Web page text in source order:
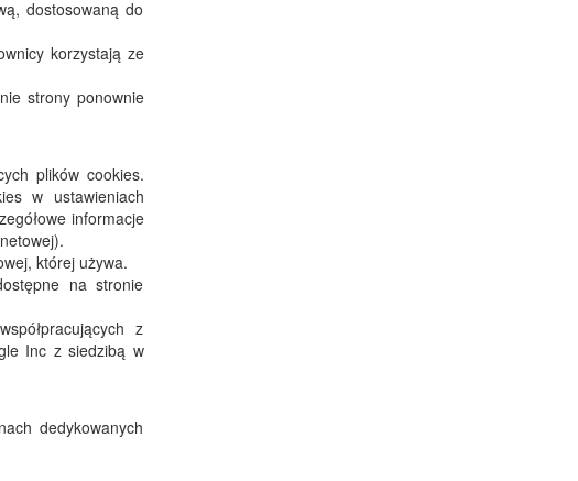
dostosowaną do
korzystają ze
strony ponownie
plików cookies.
w ustawieniach
informacje
której używa.
na stronie
z
Inc z siedzibą w
dedykowanych